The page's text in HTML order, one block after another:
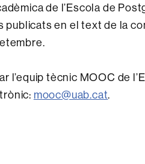
de l’Escola de
en el text de la
tècnic MOOC de
mooc@uab.cat.